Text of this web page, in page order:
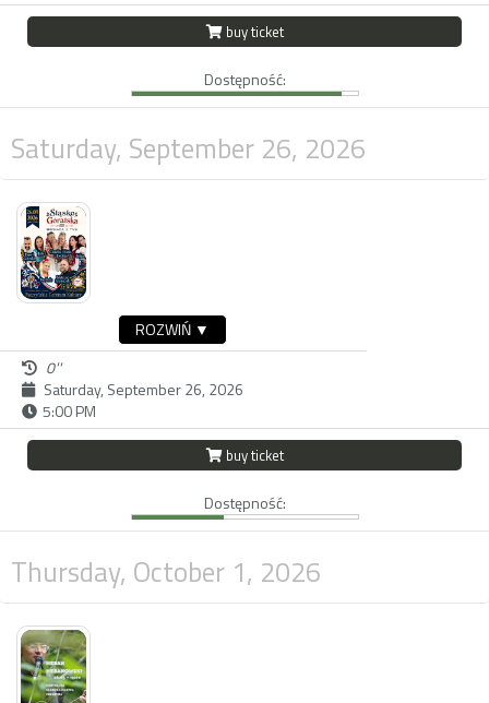
buy ticket
Dostępność:
Saturday, September 26, 2026
ROZWIŃ ▼
0''
Saturday, September 26, 2026
5:00 PM
buy ticket
Dostępność:
Thursday, October 1, 2026